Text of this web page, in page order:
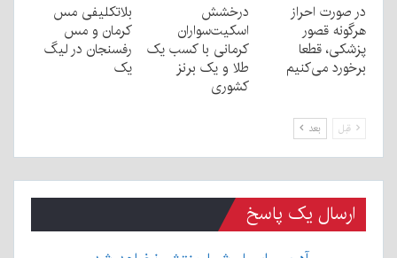
در صورت احراز
هرگونه قصور
پزشکی، قطعا
برخورد می‌کنیم
درخشش
اسکیت‌سواران
کرمانی با کسب یک
طلا و یک برنز
کشوری
بلاتکلیفی مس
کرمان و مس
رفسنجان در لیگ
یک
قبل بعد
ارسال یک پاسخ